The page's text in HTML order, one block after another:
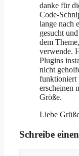
danke für
Code-
lange nach
gesucht
dem
verwende.
Plugins
nicht
funktioniert
erscheinen
Größe.
Liebe
Schreibe